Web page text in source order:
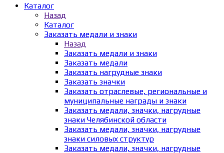
Каталог
Назад
Каталог
Заказать медали и знаки
Назад
Заказать медали и знаки
Заказать медали
Заказать нагрудные знаки
Заказать значки
Заказать отраслевые, региональные и
муниципальные награды и знаки
Заказать медали, значки, нагрудные
знаки Челябинской области
Заказать медали, значки, нагрудные
знаки силовых структур
Заказать медали, значки, нагрудные